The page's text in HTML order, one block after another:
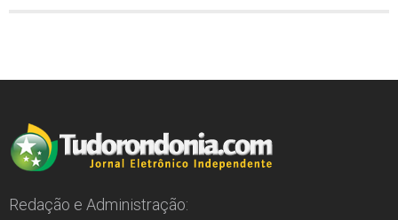
Redação e Administração: